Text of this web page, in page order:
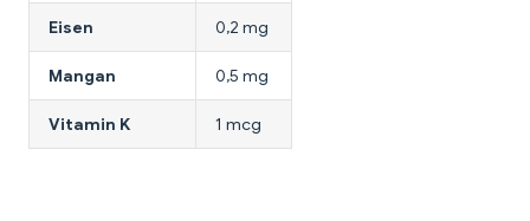
Eisen 0,2 mg
Mangan 0,5 mg
Vitamin K 1 mcg